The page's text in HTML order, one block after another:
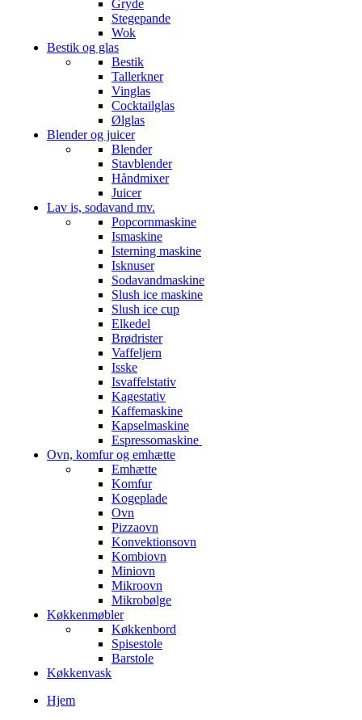
Gryde
Stegepande
Wok
Bestik og glas
Bestik
Tallerkner
Vinglas
Cocktailglas
Ølglas
Blender og juicer
Blender
Stavblender
Håndmixer
Juicer
Lav is, sodavand mv.
Popcornmaskine
Ismaskine
Isterning maskine
Isknuser
Sodavandmaskine
Slush ice maskine
Slush ice cup
Elkedel
Brødrister
Vaffeljern
Isske
Isvaffelstativ
Kagestativ
Kaffemaskine
Kapselmaskine
Espressomaskine
Ovn, komfur og emhætte
Emhætte
Komfur
Kogeplade
Ovn
Pizzaovn
Konvektionsovn
Kombiovn
Miniovn
Mikroovn
Mikrobølge
Køkkenmøbler
Køkkenbord
Spisestole
Barstole
Køkkenvask
Hjem